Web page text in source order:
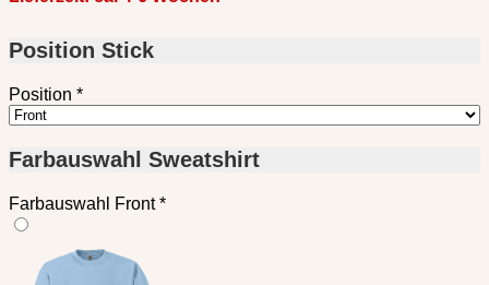
Position Stick
Position *
Farbauswahl Sweatshirt
Farbauswahl Front*